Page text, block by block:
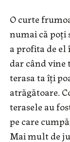
O curte
numai că
a profita de el
dar când
terasa ta îți
atrăgătoare.
terasele au
pe care
Mai mult de